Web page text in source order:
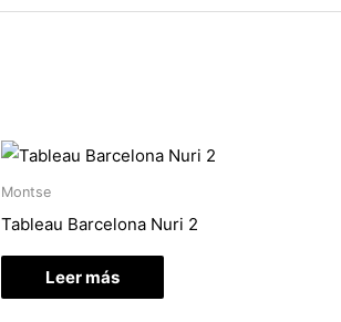
Montse
Tableau Barcelona Nuri 2
Leer más